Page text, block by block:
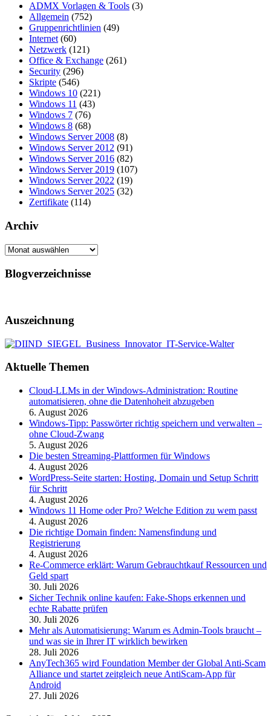
ADMX Vorlagen & Tools (3)
Allgemein (752)
Gruppenrichtlinien (49)
Internet(60)
Netzwerk (121)
Office & Exchange (261)
Security (296)
Skripte (546)
Windows 10 (221)
Windows 11 (43)
Windows 7 (76)
Windows 8 (68)
Windows Server 2008 (8)
Windows Server 2012 (91)
Windows Server 2016 (82)
Windows Server 2019 (107)
Windows Server 2022 (19)
Windows Server 2025 (32)
Zertifikate (114)
Archiv
Archiv
Blogverzeichnisse
Auszeichnung
Aktuelle Themen
Cloud-LLMs in der Windows-Administration: Routine
automatisieren, ohne die Datenhoheit abzugeben
6. August 2026
Windows-Tipp: Passwörter richtig speichern und verwalten –
ohne Cloud-Zwang
5. August 2026
Die besten Streaming-Plattformen für Windows
4. August 2026
WordPress-Seite starten: Hosting, Domain und Setup Schritt
für Schritt
4. August 2026
Windows 11 Home oder Pro? Welche Edition zu wem passt
4. August 2026
Die richtige Domain finden: Namensfindung und
Registrierung
4. August 2026
Re-Commerce erklärt: Warum Gebrauchtkauf Ressourcen und
Geld spart
30. Juli 2026
Sicher Technik online kaufen: Fake-Shops erkennen und
echte Rabatte prüfen
30. Juli 2026
Mehr als Automatisierung: Warum es Admin-Tools braucht –
und was sie in Ihrer IT wirklich bewirken
28. Juli 2026
AnyTech365 wird Foundation Member der Global Anti-Scam
Alliance und startet zeitgleich neue AntiScam-App für
Android
27. Juli 2026